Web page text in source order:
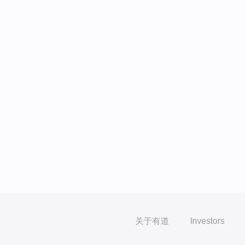
关于有道 Investors